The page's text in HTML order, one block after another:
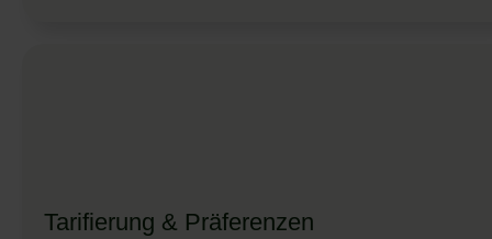
Tarifierung & Präferenzen